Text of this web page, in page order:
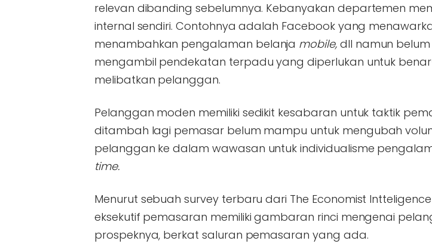
relevan dibanding sebelumnya. Kebanyakan departemen
internal sendiri. Contohnya adalah Facebook yang
menambahkan pengalaman belanja mobile, dll namun
mengambil pendekatan terpadu yang diperlukan untuk
melibatkan pelanggan.
Pelanggan moden memiliki sedikit kesabaran untuk taktik
ditambah lagi pemasar belum mampu untuk mengubah
pelanggan ke dalam wawasan untuk individualisme
time.
Menurut sebuah survey terbaru dari The Economist Intteligence
eksekutif pemasaran memiliki gambaran rinci mengenai
prospeknya, berkat saluran pemasaran yang ada.